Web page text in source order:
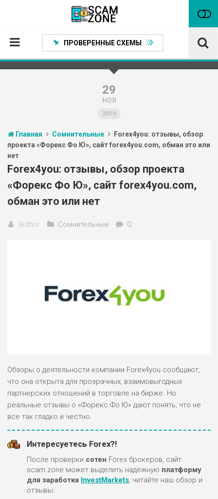
Проверенные способы заработка
Статьи
ПРОВЕРЕННЫЕ СХЕМЫ
29
НОЯ
2019
Главная Сомнительные
Forex4you: отзывы, обзор
проекта «Форекс Фо Ю», сайт forex4you.com, обман это или
нет
Forex4you: отзывы, обзор проекта
«Форекс Фо Ю», сайт forex4you.com,
обман это или нет
Author Сомнительные 0
Обзоры о деятельности компании Forex4you сообщают,
что она открыта для прозрачных, взаимовыгодных
партнерских отношений в торговле на бирже. Но
реальные отзывы о «Форекс Фо Ю» дают понять, что не
все так гладко и честно.
Интересуетесь Forex?!
После проверки сотен Forex брокеров, сайт
scam.zone может выделить надёжную платформу
для заработка InvestMarkets, читайте наш обзор и
отзывы: